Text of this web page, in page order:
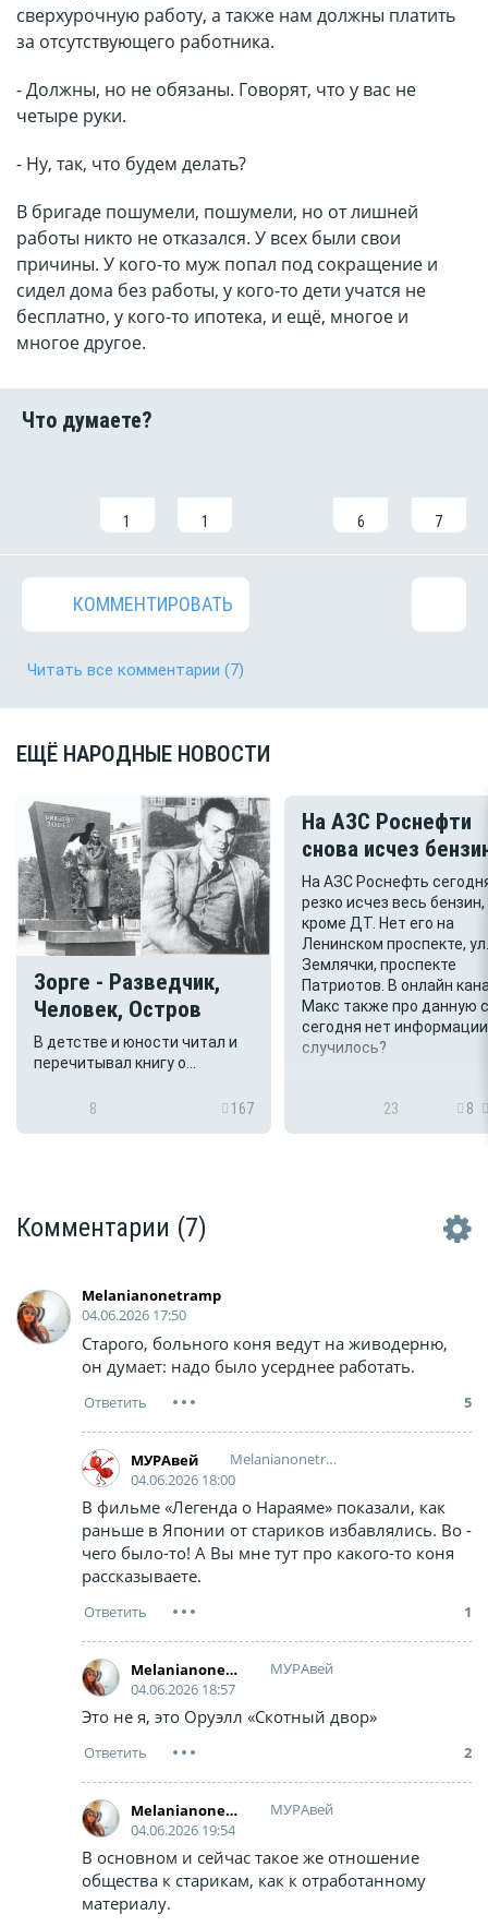
сверхурочную работу, а также нам должны платить
за отсутствующего работника.
- Должны, но не обязаны. Говорят, что у вас не
четыре руки.
- Ну, так, что будем делать?
В бригаде пошумели, пошумели, но от лишней
работы никто не отказался. У всех были свои
причины. У кого-то муж попал под сокращение и
сидел дома без работы, у кого-то дети учатся не
бесплатно, у кого-то ипотека, и ещё, многое и
многое другое.
1 1 6 7
КОММЕНТИРОВАТЬ
Читать все комментарии (7)
ЕЩЁ НАРОДНЫЕ НОВОСТИ
Зорге - Разведчик,
Человек, Остров
В детстве и юности читал и
перечитывал книгу о
разведчике Рихарде
островов Малой Курильской
8 167
На АЗС Роснефти
снова исчез
На АЗС Роснефть
резко исчез весь бензин,
кроме ДТ. Нет его на
Ленинском проспекте, ул.
Землячки, проспекте
Патриотов. В онлайн
Макс также про данную
сегодня нет
случилось?
23 8
Комментарии (7)
Melanianonetramp
04.06.2026 17:50
Старого, больного коня ведут на живодерню,
он думает: надо было усерднее работать.
5
МУРАвей
Melanianonetramp
04.06.2026 18:00
В фильме «Легенда о Нараяме» показали, как
раньше в Японии от стариков избавлялись. Во -
чего было-то! А Вы мне тут про какого-то коня
рассказываете.
1
Melanianonetramp
МУРАвей
04.06.2026 18:57
Это не я, это Оруэлл «Скотный двор»
2
Melanianonetramp
МУРАвей
04.06.2026 19:54
В основном и сейчас такое же отношение
общества к старикам, как к отработанному
материалу.